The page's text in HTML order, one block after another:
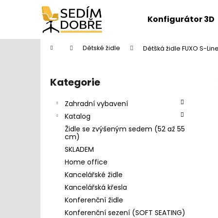
Konfigurátor 3D
Domů Dětské židle Dětšká židle FUXO S-Line
Přeskočit
kategorie
Kategorie
Zahradní vybavení
Katalog
Židle se zvýšeným sedem (52 až 55
cm)
SKLADEM
Home office
Kancelářské židle
Kancelářská křesla
Konferenční židle
Konferenční sezení (SOFT SEATING)
í
Zpět
do
Zpět
do
DĚTŠKÁ ŽIDLE FUXO S-LINE